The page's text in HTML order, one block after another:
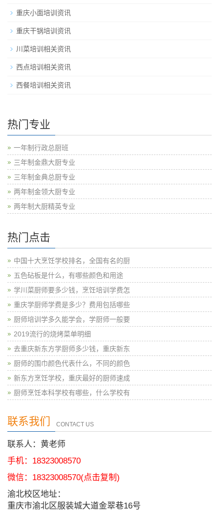
重庆小面培训资讯
重庆干锅培训资讯
川菜培训相关资讯
西点培训相关资讯
西餐培训相关资讯
热门专业
一年制行政总厨班
三年制金鼎大厨专业
三年制金典总厨专业
两年制金领大厨专业
两年制大厨精英专业
热门点击
中国十大烹饪学校排名，全国有名的厨
五色砧板是什么，有哪些颜色和用途
学川菜厨师要多少钱，烹饪培训学费怎
重庆学厨师学费是多少？费用包括哪些
厨师培训学多久能学会，学厨师一般要
2019流行的烧烤菜单明细
去重庆新东方学厨师多少钱，重庆新东
厨师的围巾颜色代表什么，不同的颜色
新东方烹饪学校，重庆最好的厨师速成
厨师烹饪本科学校有哪些，什么学校有
联系我们 CONTACT US
联系人：黄老师
手机：18323008570
微信： 18323008570(点击复制)
渝北校区地址：
重庆市渝北区服装城大道金翠巷16号